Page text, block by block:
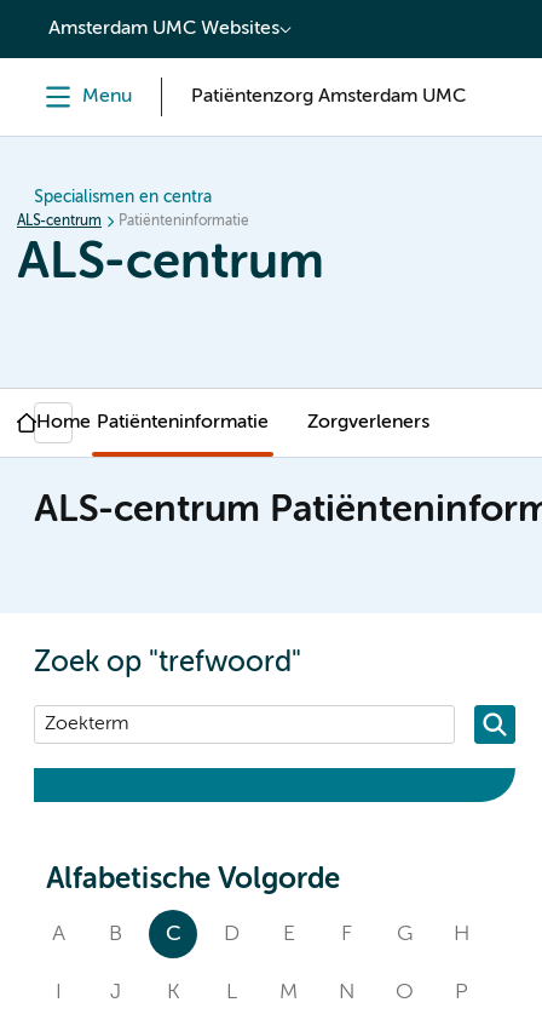
content
Amsterdam UMC Websites
Menu Patiëntenzorg Amsterdam UMC
Specialismen en centra
ALS-centrum Patiënteninformatie
ALS-centrum
Home Patiënteninformatie Zorgverleners
ALS-centrum
Zoek op "trefwoord"
Alfabetische Volgorde
A B C D E F G H
J K L M N O P